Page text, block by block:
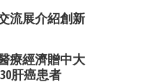
流展介紹創新
療經濟贈中大
肝癌患者